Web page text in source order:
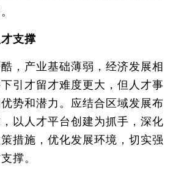
支撑
，产业基础薄弱，经济发展相
引才留才难度更大，但人才事
势和潜力。应结合区域发展布
以人才平台创建为抓手，深化
措施，优化发展环境，切实强
撑。